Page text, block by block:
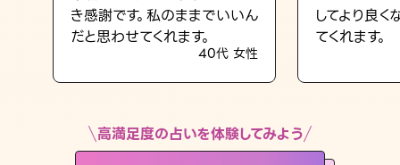
LINE占いを開く
※LINEアプリ内のサービスページへ遷移します
き感謝です。私のままでいいん
だと思わせてくれます。
40代 女性
してより良
てくれます。
高満足度の占いを体験してみよう